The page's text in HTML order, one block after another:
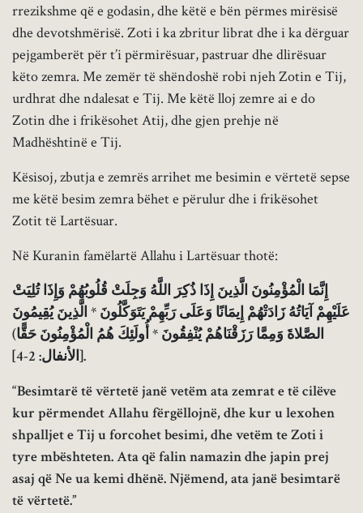
rrezikshme që e godasin, dhe këtë e bën përmes mirësisë
dhe devotshmërisë. Zoti i ka zbritur librat dhe i ka dërguar
pejgamberët për t’i përmirësuar, pastruar dhe dlirësuar
këto zemra. Me zemër të shëndoshë robi njeh Zotin e Tij,
urdhrat dhe ndalesat e Tij. Me këtë lloj zemre ai e do
Zotin dhe i frikësohet Atij, dhe gjen prehje në
Madhështinë e Tij.
Kësisoj, zbutja e zemrës arrihet me besimin e vërtetë sepse
me këtë besim zemra bëhet e përulur dhe i frikësohet
Zotit të Lartësuar.
Në Kuranin famëlartë Allahu i Lartësuar thotë:
إِنَّمَا الْمُؤْمِنُونَ الَّذِينَ إِذَا ذُكِرَ اللَّهُ وَجِلَتْ قُلُوبُهُمْ وَإِذَا تُلِيَتْ
عَلَيْهِمْ آيَاتُهُ زَادَتْهُمْ إِيمَانًا وَعَلَى رَبِّهِمْ يَتَوَكَّلُونَ * الَّذِينَ يُقِيمُونَ
الصَّلاةَ وَمِمَّا رَزَقْنَاهُمْ يُنْفِقُونَ * أُولَئِكَ هُمُ الْمُؤْمِنُونَ حَقًّا)
[الأنفال: 2-4].
“Besimtarë të vërtetë janë vetëm ata zemrat e të cilëve
kur përmendet Allahu fërgëllojnë, dhe kur u lexohen
shpalljet e Tij u forcohet besimi, dhe vetëm te Zoti i
tyre mbështeten. Ata që falin namazin dhe japin prej
asaj që Ne ua kemi dhënë. Njëmend, ata janë besimtarë
të vërtetë.”